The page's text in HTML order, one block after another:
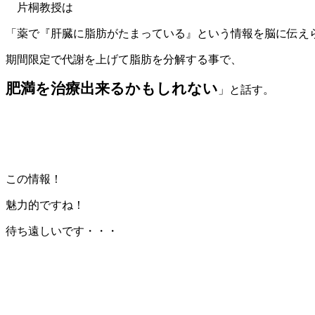
片桐教授は
「薬で『肝臓に脂肪がたまっている』という情報を脳に伝え
期間限定で代謝を上げて脂肪を分解する事で、
肥満を治療出来るかもしれない 」と話す。
この情報！
魅力的ですね！
待ち遠しいです・・・